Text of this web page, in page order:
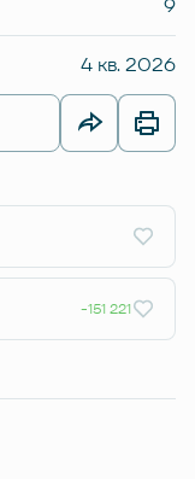
9
4 кв. 2026
-151 221